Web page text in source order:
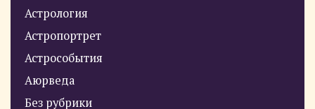
Астрология
Астропортрет
Астрособытия
Аюрведа
Без рубрики